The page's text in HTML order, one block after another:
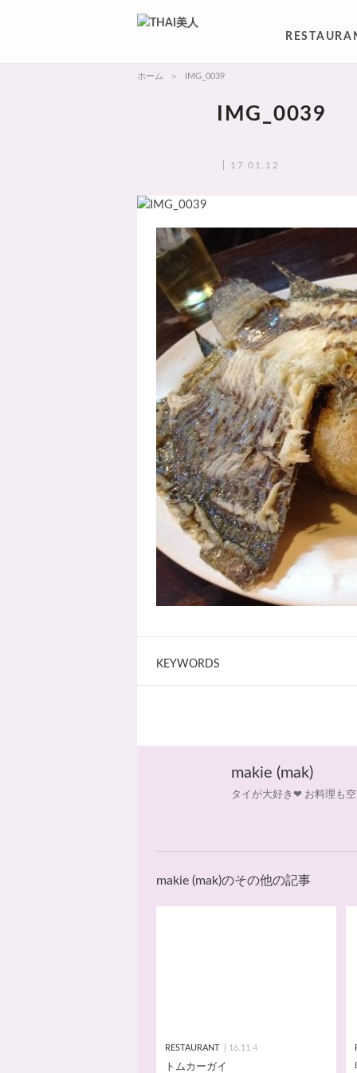
ホーム IMG_0039
IMG_0039
17.01.12
KEYWORDS
makie (mak)
タイが大好き❤ お料理も
makie (mak)のその他の記事
RESTAURANT 16.11.4
トムカーガイ